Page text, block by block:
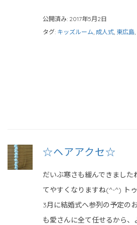
公開済み: 2017年5月2日
タグ: キッズルーム 成人式 東広島
☆ヘアアクセ☆
だいぶ寒さも緩んできまし
てやすくなりますね(^-^) ト
3月に結婚式へ参列の予定の
も愛さんに全て任せるから